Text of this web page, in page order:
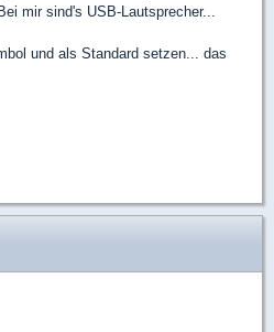
mir sind's USB-Lautsprecher...
und als Standard setzen... das